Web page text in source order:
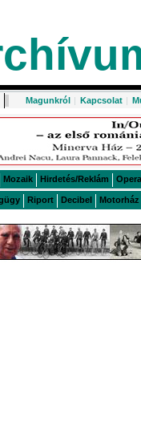
Magunkról | Kapcsolat |
Mozaik Hirdetés/Reklám Opera
Riport Decibel Motorház